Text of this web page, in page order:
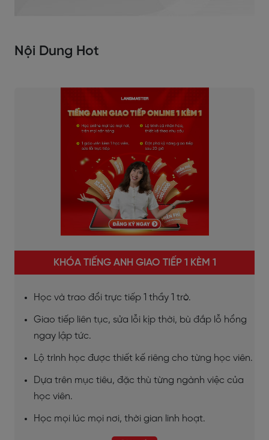
Nội Dung Hot
KHÓA TIẾNG ANH GIAO TIẾP 1 KÈM 1
Học và trao đổi trực tiếp 1 thầy 1 trò.
Giao tiếp liên tục, sửa lỗi kịp thời, bù đắp lỗ hổng
ngay lập tức.
Lộ trình học được thiết kế riêng cho từng học viên.
Dựa trên mục tiêu, đặc thù từng ngành việc của
học viên.
Học mọi lúc mọi nơi, thời gian linh hoạt.